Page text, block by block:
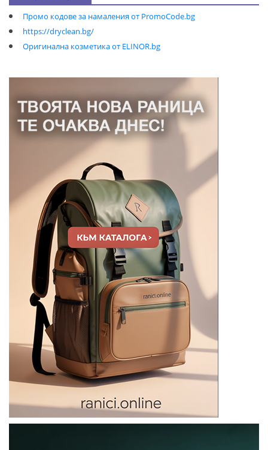
Промо кодове за намаления от PromoCode.bg
https://dryclean.bg/
Оригинална козметика от ELINOR.bg